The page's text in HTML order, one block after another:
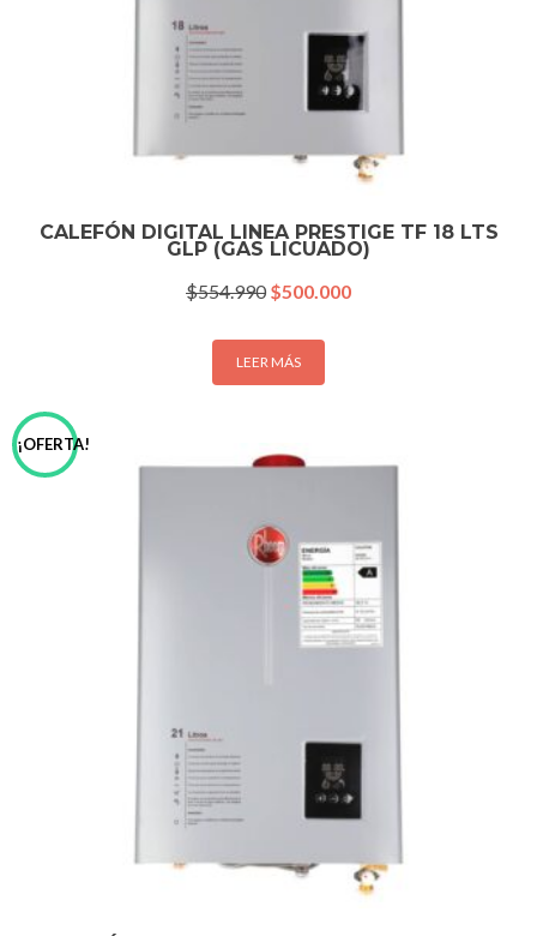
CALEFÓN DIGITAL LINEA PRESTIGE TF 18 LTS
GLP (GAS LICUADO)
$554.990 El
original
era:
$554.990.
$500.000El
LEER MÁS
¡OFERTA!